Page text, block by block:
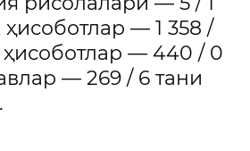
ҳисоботлар — 1 358 /
ҳисоботлар — 440 / 0
— 269 / 6 тани